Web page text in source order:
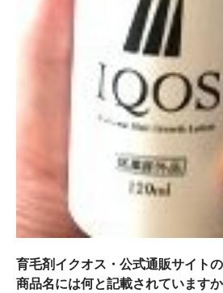
育毛剤イクオス・公式通販サイト
商品名には何と記載されています